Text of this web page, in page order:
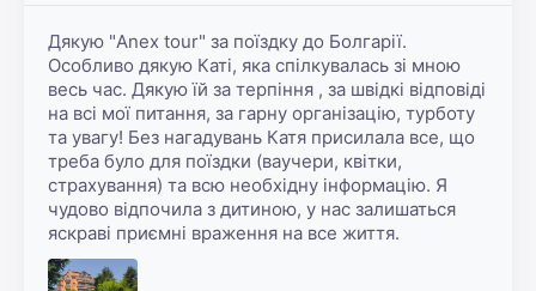
Дякую "Anex tour" за поїздку до Болгарії.
Особливо дякую Каті, яка спілкувалась зі мною
весь час. Дякую їй за терпіння , за швідкі відповіді
на всі мої питання, за гарну організацію, турботу
та увагу! Без нагадувань Катя присилала все, що
треба було для поїздки (ваучери, квітки,
страхування) та всю необхідну інформацію. Я
чудово відпочила з дитиною, у нас залишаться
яскраві приємні враження на все життя.